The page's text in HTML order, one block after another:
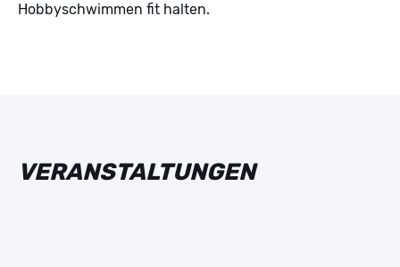
Hobbyschwimmen fit halten.
VERANSTALTUNGEN